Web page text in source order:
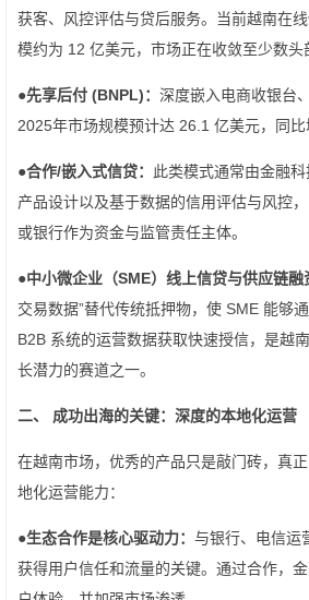
获客、风控评估与贷后服务。当前越南在
模约为 12 亿美元，市场正在收敛至少数头
●先享后付 (BNPL)： 深度嵌入电商收银台
2025年市场规模预计达 26.1 亿美元，同比
●合作/嵌入式信贷： 此类模式通常由金融科
产品设计以及基于数据的信用评估与风控
或银行作为资金与监管责任主体。
●中小微企业（SME）线上信贷与供应链融
交易数据”替代传统抵押物，使 SME 能够
B2B 系统的运营数据获取快速授信，是越
长潜力的赛道之一。
二、 成功出海的关键：深度的本地化运营
在越南市场，优秀的产品只是敲门砖，真
地化运营能力：
●生态合作是核心驱动力： 与银行、电信运
获得用户信任和流量的关键。通过合作，